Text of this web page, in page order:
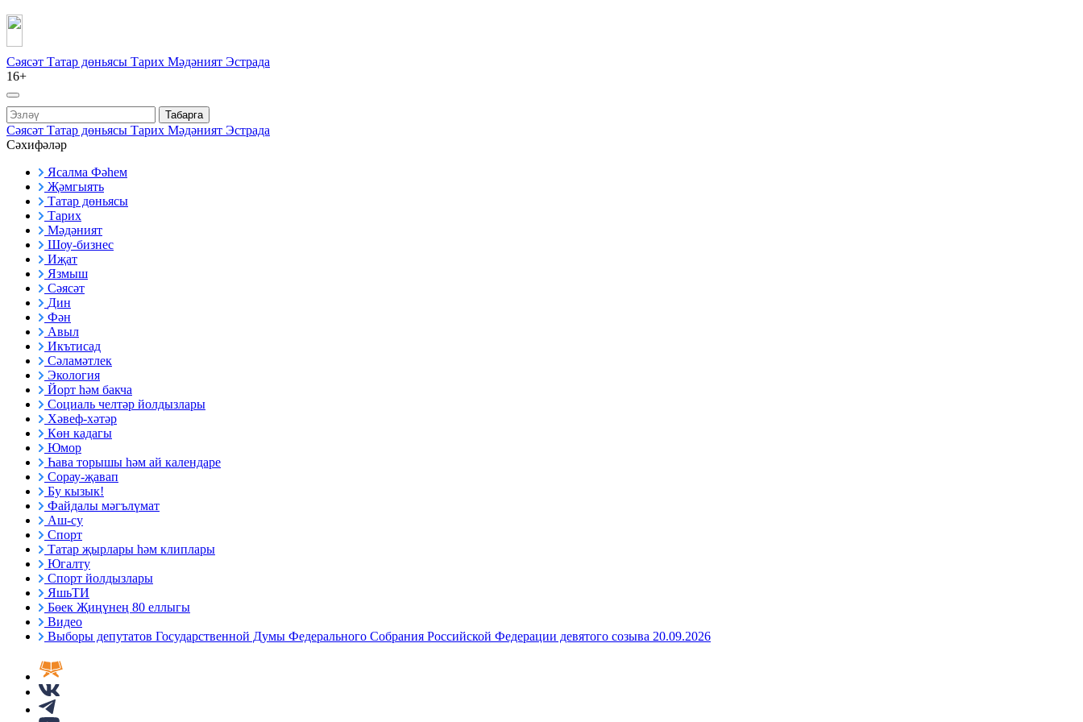
Сәясәт Татар дөньясы Тарих Мәдәният Эстрада
16+
Табарга
Сәясәт Татар дөньясы Тарих Мәдәният Эстрада
Сәхифәләр
Ясалма Фәһем
Җәмгыять
Татар дөньясы
Тарих
Мәдәният
Шоу-бизнес
Иҗат
Язмыш
Сәясәт
Дин
Фән
Авыл
Икътисад
Сәламәтлек
Экология
Йорт һәм бакча
Социаль челтәр йолдызлары
Хәвеф-хәтәр
Көн кадагы
Юмор
Һава торышы һәм ай календаре
Сорау-җавап
Бу кызык!
Файдалы мәгълүмат
Аш-су
Спорт
Татар җырлары һәм клиплары
Югалту
Спорт йолдызлары
ЯшьТИ
Бөек Җиңүнең 80 еллыгы
Видео
Выборы депутатов Государственной Думы Федерального Собрания Российской Федерации девятого созыва 20.09.2026